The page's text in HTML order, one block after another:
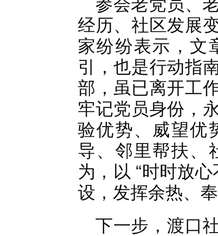
参会老党员、
经历、社区发展
家纷纷表示，文
引，也是行动指
部，虽已离开工
牢记党员身份，
验优势、威望优
导、邻里帮扶、
为，以 “时时放
设，发挥余热、
下一步，渡口